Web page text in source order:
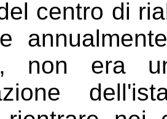
centro di
non era